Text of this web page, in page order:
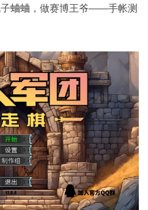
子蛐蛐，做赛博王爷——手帐测